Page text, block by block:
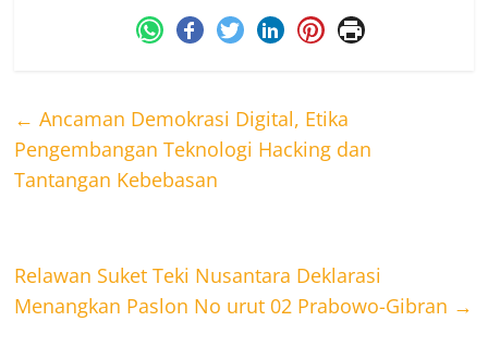
← Ancaman Demokrasi Digital, Etika
Pengembangan Teknologi Hacking dan
Tantangan Kebebasan
Relawan Suket Teki Nusantara Deklarasi
Menangkan Paslon No urut 02 Prabowo-Gibran →